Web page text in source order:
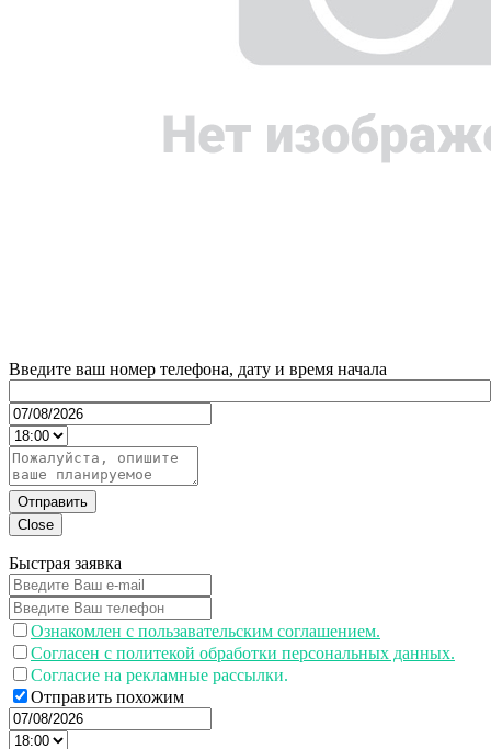
Введите ваш номер телефона, дату и время начала
Отправить
Close
Быстрая заявка
Ознакомлен с пользавательским соглашением.
Согласен с политекой обработки персональных данных.
Согласие на рекламные рассылки.
Отправить похожим